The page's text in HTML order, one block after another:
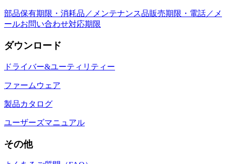
部品保有期限・消耗品／メンテナンス品販売期限・電話／メ
ールお問い合わせ対応期限
ダウンロード
ドライバー&ユーティリティー
ファームウェア
製品カタログ
ユーザーズマニュアル
その他